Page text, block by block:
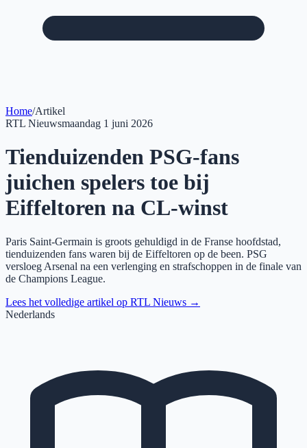
Home/Artikel
RTL Nieuwsmaandag 1 juni 2026
Tienduizenden PSG-fans
juichen spelers toe bij
Eiffeltoren na CL-winst
Paris Saint-Germain is groots gehuldigd in de Franse hoofdstad,
tienduizenden fans waren bij de Eiffeltoren op de been. PSG
versloeg Arsenal na een verlenging en strafschoppen in de finale van
de Champions League.
Lees het volledige artikel op RTL Nieuws →
Nederlands